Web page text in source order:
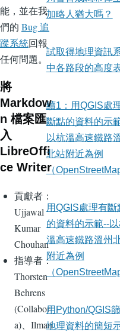
能，並在我
們的 Bug 追
蹤系統回報
任何問題。
將
Markdow
n 檔案匯
入
LibreOffi
ce Writer
貢獻者：
Ujjawal
Kumar
Chouhan
指導者：
Thorsten
Behrens
(Collabor
a)、Ilmari
加略人猶大嗎？
試取得地理資訊
中各路段的高度
續1：用QGIS處
斷點的資料的示
以杭溫高速鐵路
北站附近為例
（OpenStreetMap
用QGIS處理有斷
的資料的示範--
溫高速鐵路溫州
附近為例
（OpenStreetMap
用Python/QGIS
地理資料的簡短